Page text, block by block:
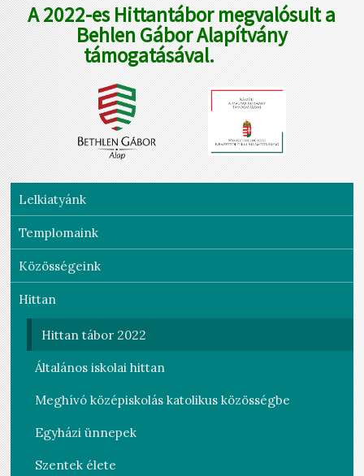
A 2022-es Hittantábor megvalósult a
Behlen Gábor Alapítvány
támogatásával.
Lelkiatyánk
Templomaink
Közösségeink
Hittan
Hittan tábor 2022
Általános iskolai hittan
Meghívó középiskolás katolikus közösségbe
Egyházi ünnepek
Szentek élete